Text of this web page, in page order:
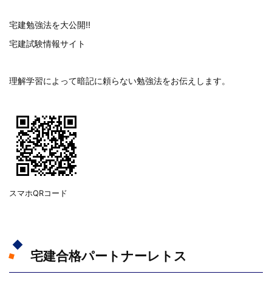
宅建勉強法を大公開!!
宅建試験情報サイト
理解学習によって暗記に頼らない勉強法をお伝えします。
スマホQRコード
宅建合格パートナーレトス